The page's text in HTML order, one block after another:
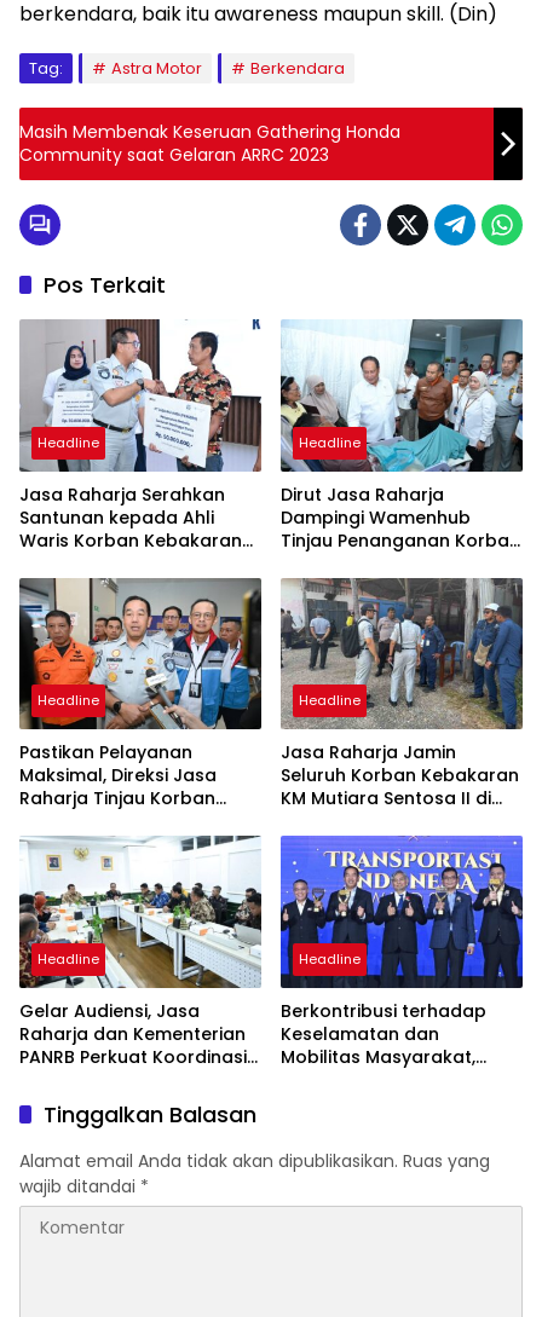
berkendara, baik itu awareness maupun skill. (Din)
Tag: Astra Motor Berkendara
Masih Membenak Keseruan Gathering Honda
Community saat Gelaran ARRC 2023
Pos Terkait
Headline
Jasa Raharja Serahkan
Santunan kepada Ahli
Waris Korban Kebakaran
Headline
Dirut Jasa Raharja
Dampingi Wamenhub
Tinjau Penanganan Korban
PHC Surabaya
Headline
Pastikan Pelayanan
Maksimal, Direksi Jasa
Raharja Tinjau Korban
Sentosa II
Headline
Jasa Raharja Jamin
Seluruh Korban Kebakaran
KM Mutiara Sentosa II di
Headline
Gelar Audiensi, Jasa
Raharja dan Kementerian
PANRB Perkuat Koordinasi
dan SWDKLLJ
Headline
Berkontribusi terhadap
Keselamatan dan
Mobilitas Masyarakat,
Awards 2026
Tinggalkan Balasan
Alamat email Anda tidak akan dipublikasikan. Ruas yang
wajib ditandai *